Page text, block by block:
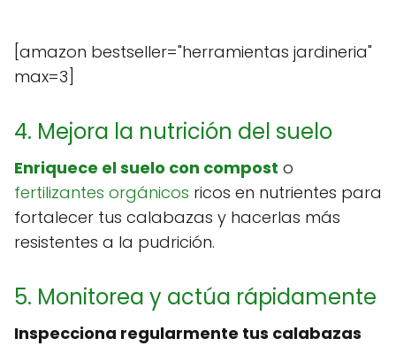
[amazon bestseller="herramientas jardineria"
max=3]
4. Mejora la nutrición del suelo
Enriquece el suelo con compost o
fertilizantes orgánicos ricos en nutrientes para
fortalecer tus calabazas y hacerlas más
resistentes a la pudrición.
5. Monitorea y actúa rápidamente
Inspecciona regularmente tus calabazas